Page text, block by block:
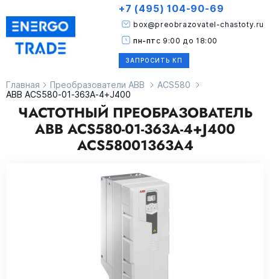
ЗАПРОСИТЬ КП
box@preobrazovatel-chastoty.ru
+7 (495) 104-90-69
пн-пт с 9:00 до 18:00
Главная Преобразователи ABB
ACS580
ABB ACS580-01-363A-4+J400
ЧАСТОТНЫЙ ПРЕОБРАЗОВАТЕЛЬ
ABB ACS580-01-363A-4+J400
ACS58001363A4